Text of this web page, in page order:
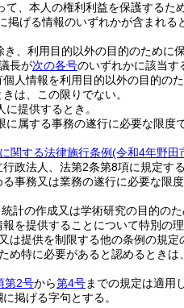
、本人の権利利益を保護するた
掲げる情報のいずれかが含まれる
、利用目的以外の目的のために
長が次の各号のいずれかに該当す
個人情報を利用目的以外の目的の
は、この限りでない。
提供するとき。
属する事務の遂行に必要な限
関する法律施行条例(令和4年野田
政法人、法第2条第8項に規定
事務又は業務の遂行に必要な限
計の作成又は学術研究の目的の
を提供することについて特別の理
は提供を制限する他の条例の規定
め特に必要があると認めるとき
第2号から第4号までの規定は適用
掲げる字句とする。